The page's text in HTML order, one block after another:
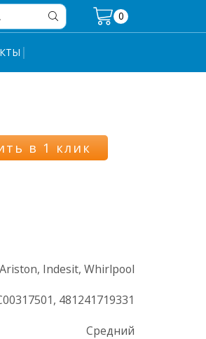
input
0
в 1 клик
Ariston, Indesit, Whirlpool
481241719331
Средний